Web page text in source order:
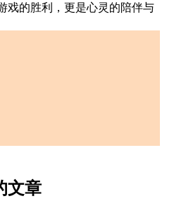
戏的胜利，更是心灵的陪伴与
文章